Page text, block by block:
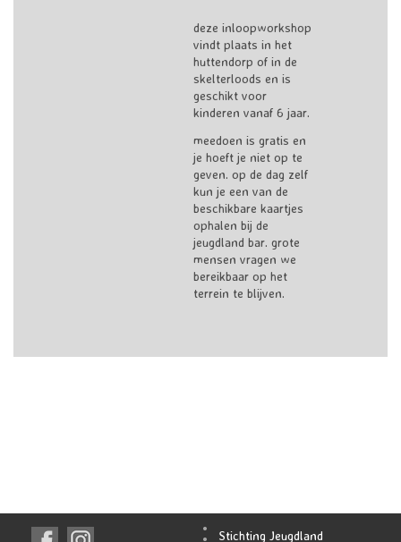
deze inloopworkshop
vindt plaats in het
huttendorp of in de
skelterloods en is
geschikt voor
kinderen vanaf 6 jaar.
meedoen is gratis en
je hoeft je niet op te
geven. op de dag zelf
kun je een van de
beschikbare kaartjes
ophalen bij de
jeugdland bar. grote
mensen vragen we
bereikbaar op het
terrein te blijven.
Stichting Jeugdland